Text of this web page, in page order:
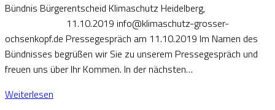
Bündnis Bürgerentscheid Klimaschutz Heidelberg,
11.10.2019 info@klimaschutz-grosser-
ochsenkopf.de Pressegespräch am 11.10.2019 Im Namen des
Bündnisses begrüßen wir Sie zu unserem Pressegespräch und
freuen uns über Ihr Kommen. In der nächsten…
Weiterlesen